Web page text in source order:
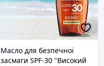
Масло для безпечної
засмаги SPF-30 "Високий